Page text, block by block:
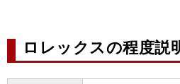
ロレックスの程度説